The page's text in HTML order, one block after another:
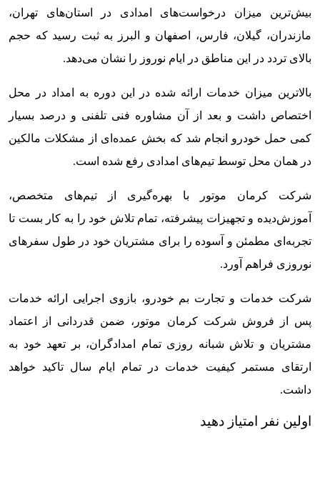
بیش‌ترین میزان درخواست‌های امدادی در استان‌های تهران،
مازندران، گیلان، فارس، اصفهان و البرز به ثبت رسید که حجم
بالای تردد در این مناطق در ایام نوروز را نشان می‌دهد.
بالاترین میزان خدمات ارائه شده در این دوره به امداد در محل
اختصاص داشت و بعد از آن مشاوره فنی تلفنی و درصد بسیار
کمی حمل خودرو انجام شد که بخش عمده‌ای از مشکلات مالکین
در همان محل توسط تیم‌های امدادی رفع شده است.
شرکت کرمان موتور با بهره‌گیری از تیم‌های متخصص،
آموزش‌دیده و تجهیزات پیشرفته، تمام تلاش خود را به کار بست تا
تجربه‌ای مطمئن و آسوده را برای مشتریان خود در طول سفرهای
نوروزی فراهم آورد.
شرکت خدمات و تجارت بم خودرو، بازوی اجرایی ارائه خدمات
پس از فروش شرکت کرمان موتور، ضمن قدردانی از اعتماد
مشتریان و تلاش شبانه روزی تمام امدادگران، بر تعهد خود به
ارتقای مستمر کیفیت خدمات در تمام ایام سال تاکید خواهد
داشت.
اولین نفر امتیاز دهید